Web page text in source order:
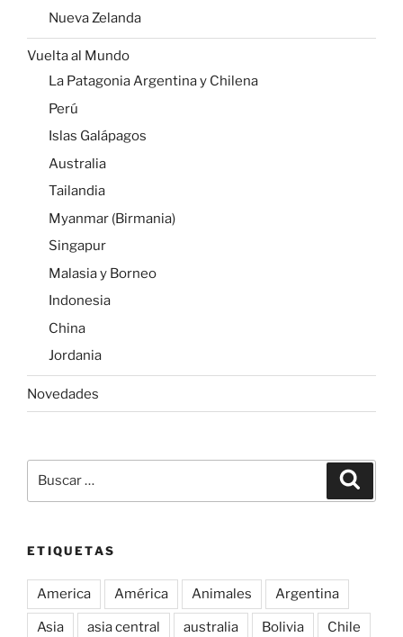
Nueva Zelanda
Vuelta al Mundo
La Patagonia Argentina y Chilena
Perú
Islas Galápagos
Australia
Tailandia
Myanmar (Birmania)
Singapur
Malasia y Borneo
Indonesia
China
Jordania
Novedades
por:
ETIQUETAS
America América Animales Argentina
Asia asia central australia Bolivia Chile